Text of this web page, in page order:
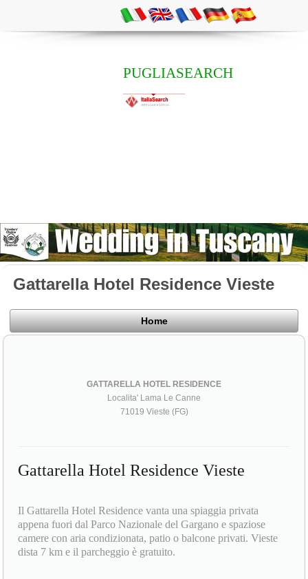
PUGLIASEARCH
Gattarella Hotel Residence Vieste
Home
GATTARELLA HOTEL RESIDENCE
Localita' Lama Le Canne
71019 Vieste (FG)
Gattarella Hotel Residence Vieste
Il Gattarella Hotel Residence vanta una spiaggia privata
appena fuori dal Parco Nazionale del Gargano e spaziose
camere con aria condizionata, patio o balcone privati. Vieste
dista 7 km e il parcheggio è gratuito.